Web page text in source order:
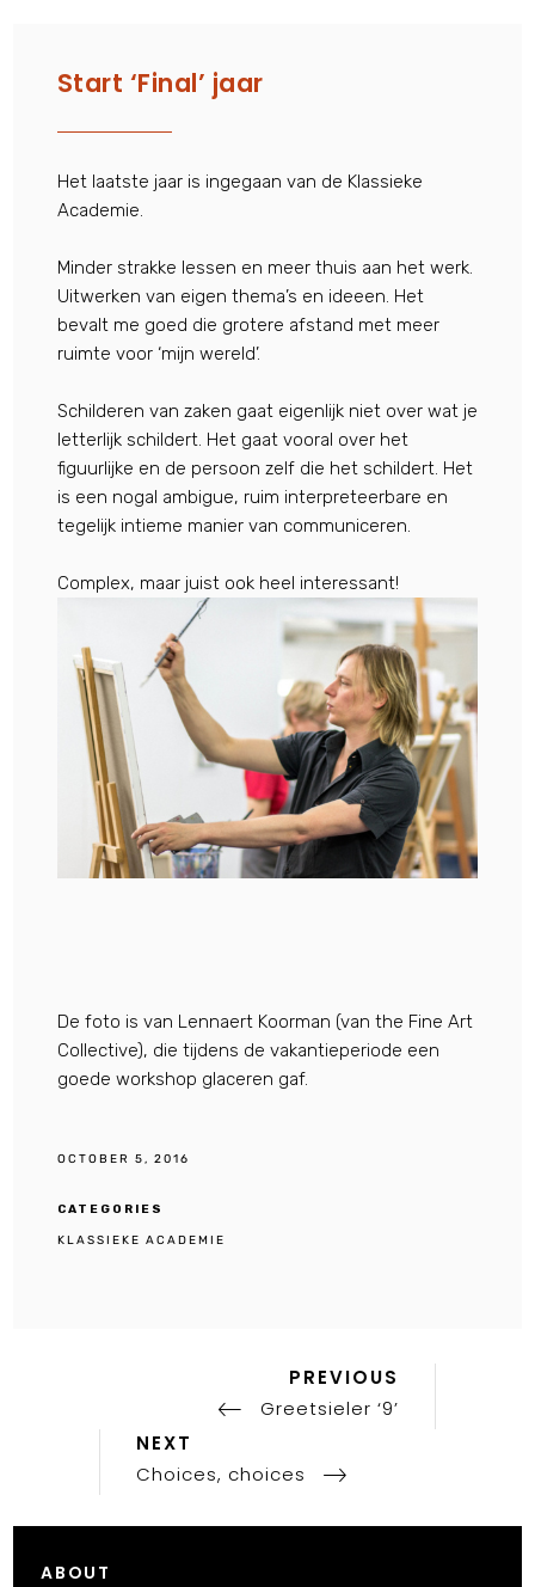
Start ‘Final’ jaar
Het laatste jaar is ingegaan van de Klassieke
Academie.
Minder strakke lessen en meer thuis aan het werk.
Uitwerken van eigen thema’s en ideeen. Het
bevalt me goed die grotere afstand met meer
ruimte voor ‘mijn wereld’.
Schilderen van zaken gaat eigenlijk niet over wat je
letterlijk schildert. Het gaat vooral over het
figuurlijke en de persoon zelf die het schildert. Het
is een nogal ambigue, ruim interpreteerbare en
tegelijk intieme manier van communiceren.
Complex, maar juist ook heel interessant!
De foto is van Lennaert Koorman (van the Fine Art
Collective), die tijdens de vakantieperiode een
goede workshop glaceren gaf.
OCTOBER 5, 2016
CATEGORIES
KLASSIEKE ACADEMIE
navigation
Post
PREVIOUS
Greetsieler ‘9’
Next
Post
NEXT
Choices, choices
ABOUT